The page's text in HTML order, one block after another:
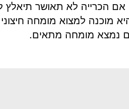
הכרייה לא תאושר תיאלץ
מוכנה למצוא מומחה חיצוני
נמצא מומחה מתאים.